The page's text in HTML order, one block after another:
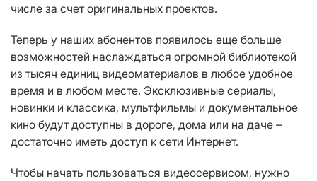
числе за счет оригинальных проектов.
Теперь у наших абонентов появилось еще больше
возможностей наслаждаться огромной библиотекой
из тысяч единиц видеоматериалов в любое удобное
время и в любом месте. Эксклюзивные сериалы,
новинки и классика, мультфильмы и документальное
кино будут доступны в дороге, дома или на даче –
достаточно иметь доступ к сети Интернет.
Чтобы начать пользоваться видеосервисом, нужно